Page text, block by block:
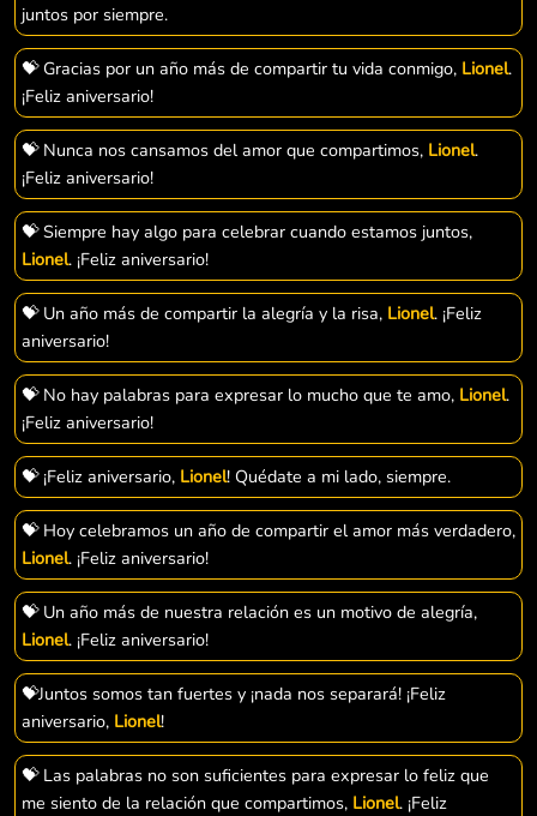
juntos por siempre.
💝 Gracias por un año más de compartir tu vida conmigo, Lionel.
¡Feliz aniversario!
💝 Nunca nos cansamos del amor que compartimos, Lionel.
¡Feliz aniversario!
💝 Siempre hay algo para celebrar cuando estamos juntos,
Lionel. ¡Feliz aniversario!
💝 Un año más de compartir la alegría y la risa, Lionel. ¡Feliz
aniversario!
💝 No hay palabras para expresar lo mucho que te amo, Lionel.
¡Feliz aniversario!
💝 ¡Feliz aniversario, Lionel! Quédate a mi lado, siempre.
💝 Hoy celebramos un año de compartir el amor más verdadero,
Lionel. ¡Feliz aniversario!
💝 Un año más de nuestra relación es un motivo de alegría,
Lionel. ¡Feliz aniversario!
💝Juntos somos tan fuertes y ¡nada nos separará! ¡Feliz
aniversario, Lionel!
💝 Las palabras no son suficientes para expresar lo feliz que
me siento de la relación que compartimos, Lionel. ¡Feliz